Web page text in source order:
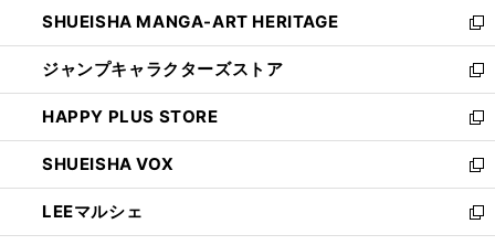
く
で
開
く
い
ウ
ィ
ン
ド
ウ
で
開
く
SHUEISHA MANGA-ART HERITAGE
新
し
い
ウ
ィ
ン
ド
ウ
で
開
ジャンプキャラクターズストア
新
し
い
ウ
ィ
ン
ド
ウ
HAPPY PLUS STORE
新
し
い
ウ
ィ
ン
SHUEISHA VOX
新
し
い
ウ
LEEマルシェ
新
し